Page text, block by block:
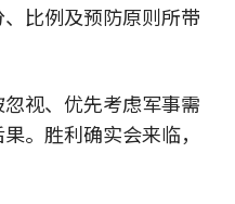
比例及预防原则所带
视、优先考虑军事需
。胜利确实会来临，